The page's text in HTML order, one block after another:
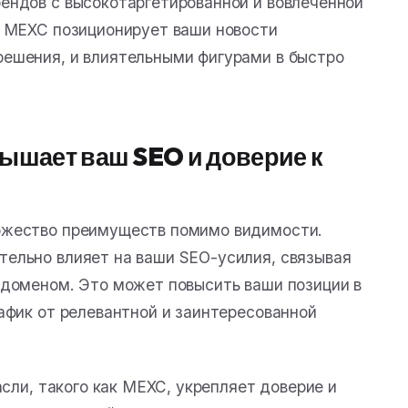
позиционирует ваши новости
и влиятельными фигурами в быстро
ваш SEO и доверие к
преимуществ помимо видимости.
влияет на ваши SEO-усилия, связывая
Это может повысить ваши позиции в
от релевантной и заинтересованной
такого как MEXC, укрепляет доверие и